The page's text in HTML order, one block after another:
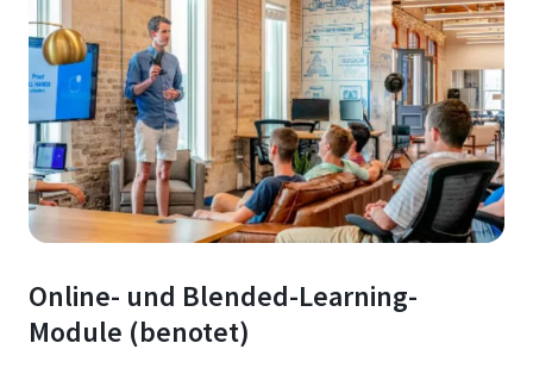
Online- und Blended-Learning-
Module (benotet)